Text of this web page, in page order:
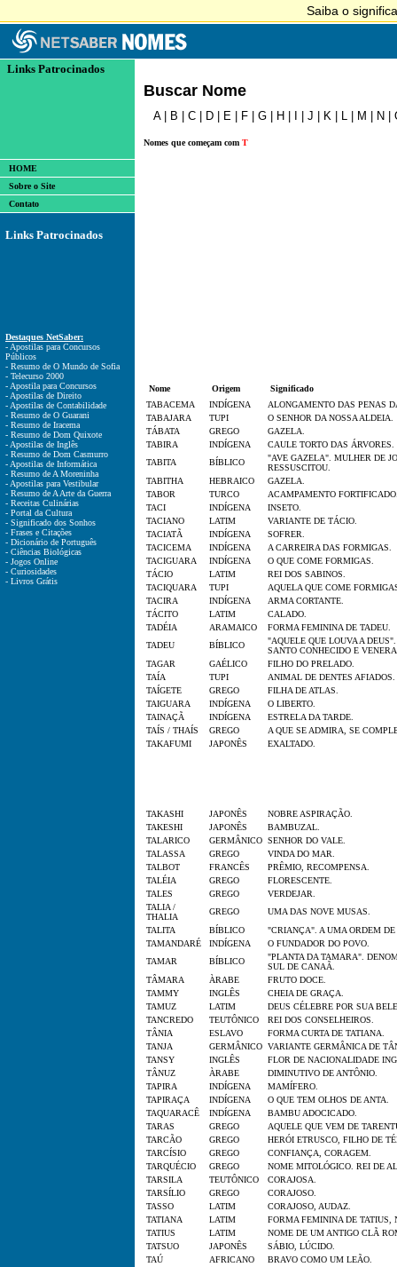
Links Patrocinados
HOME
Sobre o Site
Contato
Links Patrocinados
Destaques NetSaber:
- Apostilas para Concursos
Públicos
- Resumo de O Mundo de Sofia
- Telecurso 2000
- Apostila para Concursos
- Apostilas de Direito
- Apostilas de Contabilidade
- Resumo de O Guarani
- Resumo de Iracema
- Resumo de Dom Quixote
- Apostilas de Inglês
- Resumo de Dom Casmurro
- Apostilas de Informática
- Resumo de A Moreninha
- Apostilas para Vestibular
- Resumo de A Arte da Guerra
- Receitas Culinárias
- Portal da Cultura
- Significado dos Sonhos
- Frases e Citações
- Dicionário de Português
- Ciências Biológicas
- Jogos Online
- Curiosidades
- Livros Grátis
Buscar Nome
A| B C D E F G H J K L M N
Nomes que começam com T
Nome Origem
Significado
TABACEMA
INDÍGENA
ALONGAMENTO DAS PENAS
TABAJARA
TUPI
O SENHOR DA NOSSA ALDEIA.
TÁBATA
GREGO
GAZELA.
TABIRA
INDÍGENA
CAULE TORTO DAS ÁRVORES.
TABITA
BÍBLICO
"AVE GAZELA". MULHER DE
RESSUSCITOU.
TABITHA
HEBRAICO
GAZELA.
TABOR
TURCO
ACAMPAMENTO
TACI
INDÍGENA
INSETO.
TACIANO
LATIM
VARIANTE DE TÁCIO.
TACIATÃ
INDÍGENA
SOFRER.
TACICEMA
INDÍGENA
A CARREIRA DAS FORMIGAS.
TACIGUARA
INDÍGENA
O QUE COME FORMIGAS.
TÁCIO
LATIM
REI DOS SABINOS.
TACIQUARA
TUPI
AQUELA QUE COME
TACIRA
INDÍGENA
ARMA CORTANTE.
TÁCITO
LATIM
CALADO.
TADÉIA
ARAMAICO
FORMA FEMININA DE TADEU.
TADEU
BÍBLICO
"AQUELE QUE LOUVA A
SANTO CONHECIDO E
TAGAR
GAÉLICO
FILHO DO PRELADO.
TAÍA
TUPI
ANIMAL DE DENTES AFIADOS.
TAÍGETE
GREGO
FILHA DE ATLAS.
TAIGUARA
INDÍGENA
O LIBERTO.
TAINAÇÃ
INDÍGENA
ESTRELA DA TARDE.
TAÍS / THAÍS
GREGO
A QUE SE ADMIRA, SE
TAKAFUMI
JAPONÊS EXALTADO.
TAKASHI JAPONÊS
NOBRE ASPIRAÇÃO.
TAKESHI
JAPONÊS
BAMBUZAL.
TALARICO
GERMÂNICO SENHOR DO VALE.
TALASSA
GREGO
VINDA DO MAR.
TALBOT
FRANCÊS
PRÊMIO, RECOMPENSA.
TALÉIA
GREGO
FLORESCENTE.
TALES
GREGO
VERDEJAR.
TALIA /
THALIA
GREGO
UMA DAS NOVE MUSAS.
TALITA
BÍBLICO
"CRIANÇA". A UMA ORDEM
TAMANDARÉ
INDÍGENA
O FUNDADOR DO POVO.
TAMAR
BÍBLICO
"PLANTA DA TAMARA".
SUL DE CANAÃ.
TÂMARA
ÀRABE
FRUTO DOCE.
TAMMY
INGLÊS
CHEIA DE GRAÇA.
TAMUZ
LATIM
DEUS CÉLEBRE POR SUA
TANCREDO
TEUTÔNICO
REI DOS CONSELHEIROS.
TÂNIA
ESLAVO
FORMA CURTA DE TATIANA.
TANJA
GERMÂNICO VARIANTE GERMÂNICA DE
TANSY
INGLÊS
FLOR DE NACIONALIDADE
TÂNUZ
ÀRABE
DIMINUTIVO DE ANTÔNIO.
TAPIRA
INDÍGENA
MAMÍFERO.
TAPIRAÇA
INDÍGENA
O QUE TEM OLHOS DE ANTA.
TAQUARACÊ
INDÍGENA
BAMBU ADOCICADO.
TARAS
GREGO
AQUELE QUE VEM DE
TARCÃO
GREGO
HERÓI ETRUSCO, FILHO DE
TARCÍSIO
GREGO
CONFIANÇA, CORAGEM.
TARQUÉCIO
GREGO
NOME MITOLÓGICO. REI DE
TARSILA
TEUTÔNICO
CORAJOSA.
TARSÍLIO
GREGO
CORAJOSO.
TASSO
LATIM
CORAJOSO, AUDAZ.
TATIANA
LATIM
FORMA FEMININA DE
TATIUS
LATIM
NOME DE UM ANTIGO CLÃ
TATSUO
JAPONÊS
SÁBIO, LÚCIDO.
TAÚ
AFRICANO
BRAVO COMO UM LEÃO.